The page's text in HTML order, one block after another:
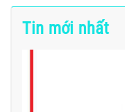
Tin mới nhất